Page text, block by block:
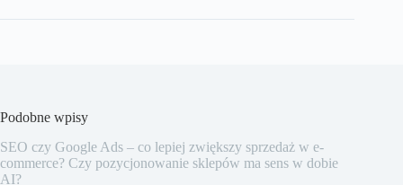
Podobne wpisy
SEO czy Google Ads – co lepiej zwiększy sprzedaż w e-
commerce? Czy pozycjonowanie sklepów ma sens w dobie
AI?